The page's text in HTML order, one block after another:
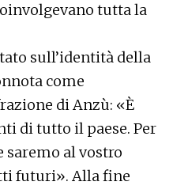
tutta la
sull’identità della
come
di Anzù: «È
di tutto il paese. Per
saremo al vostro
futuri». Alla fine